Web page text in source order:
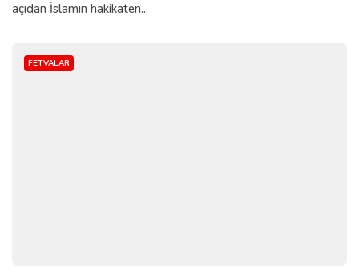
açıdan İslamın hakikaten...
FETVALAR